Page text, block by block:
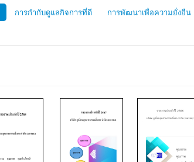
การกำกับดูแลกิจการที่ดี การพัฒนาเพื่อความยั่งยืน